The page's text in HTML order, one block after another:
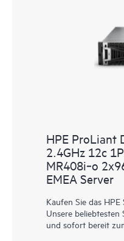
HPE ProLiant
2.4GHz 12c
MR408i‑o
EMEA Server
Kaufen Sie das
Unsere
und sofort bereit